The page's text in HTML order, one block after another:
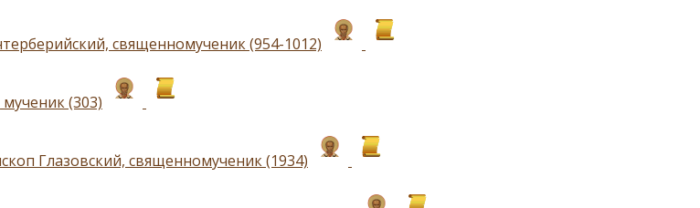
священномученик (954-1012)
(303)
Глазовский, священномученик (1934)